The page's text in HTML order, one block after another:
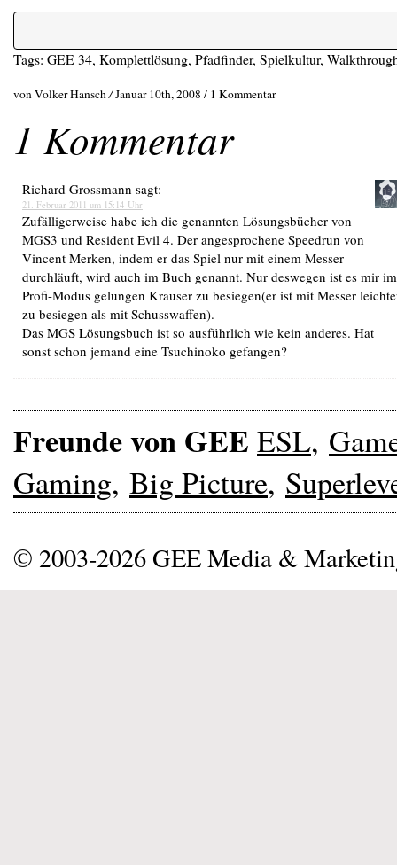
Tags: GEE 34, Komplettlösung, Pfadfinder, Spielkultur,
von Volker Hansch/Januar 10th, 2008 / 1 Kommentar
1 Kommentar
Richard Grossmann sagt:
21. Februar 2011 um 15:14 Uhr
Zufälligerweise habe ich die genannten Lösungsbücher von
MGS3 und Resident Evil 4. Der angesprochene Speedrun von
Vincent Merken, indem er das Spiel nur mit einem Messer
durchläuft, wird auch im Buch genannt. Nur deswegen ist es mir im
Profi-Modus gelungen Krauser zu besiegen(er ist mit Messer
zu besiegen als mit Schusswaffen).
Das MGS Lösungsbuch ist so ausführlich wie kein anderes. Hat
sonst schon jemand eine Tsuchinoko gefangen?
Freunde von GEE ESL,
Gaming, Big Picture,
© 2003-2026 GEE Media &